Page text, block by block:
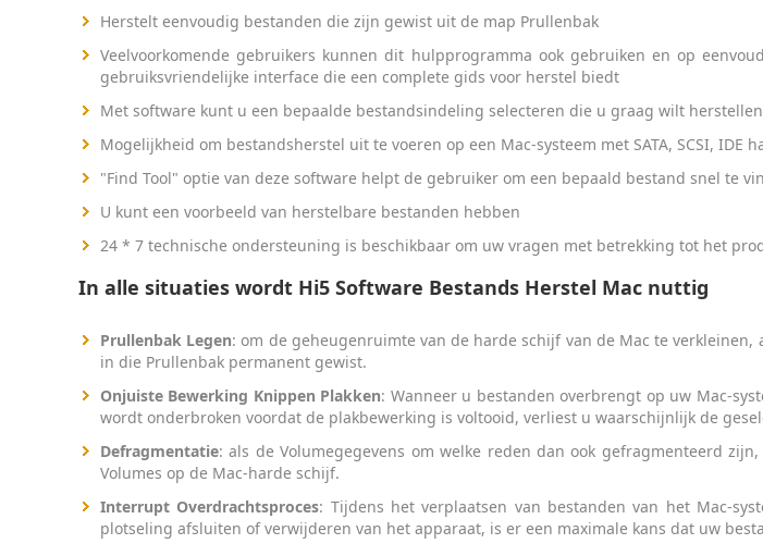
Herstelt eenvoudig bestanden die zijn gewist uit de map Prullenbak
Veelvoorkomende gebruikers kunnen dit hulpprogramma ook gebruiken en op
gebruiksvriendelijke interface die een complete gids voor herstel biedt
Met software kunt u een bepaalde bestandsindeling selecteren die u graag wilt herstellen
Mogelijkheid om bestandsherstel uit te voeren op een Mac-systeem met SATA, SCSI, IDE
"Find Tool" optie van deze software helpt de gebruiker om een bepaald bestand snel te
U kunt een voorbeeld van herstelbare bestanden hebben
24 * 7 technische ondersteuning is beschikbaar om uw vragen met betrekking tot het
In alle situaties wordt Hi5 Software Bestands Herstel Mac nuttig
Prullenbak Legen: om de geheugenruimte van de harde schijf van de Mac te
in die Prullenbak permanent gewist.
Onjuiste Bewerking Knippen Plakken: Wanneer u bestanden overbrengt op uw Mac-
wordt onderbroken voordat de plakbewerking is voltooid, verliest u waarschijnlijk de
Defragmentatie: als de Volumegegevens om welke reden dan ook gefragmenteerd
Volumes op de Mac-harde schijf.
Interrupt Overdrachtsproces: Tijdens het verplaatsen van bestanden van het Mac-
plotseling afsluiten of verwijderen van het apparaat, is er een maximale kans dat uw